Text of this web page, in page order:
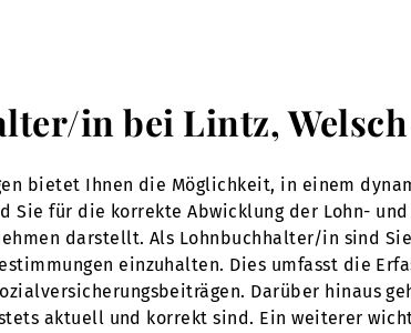
in bei Lintz,
bietet Ihnen die Möglichkeit, in einem
für die korrekte Abwicklung der Lohn-
darstellt. Als Lohnbuchhalter/in sind
einzuhalten. Dies umfasst die
Darüber hinaus
aktuell und korrekt sind. Ein weiterer